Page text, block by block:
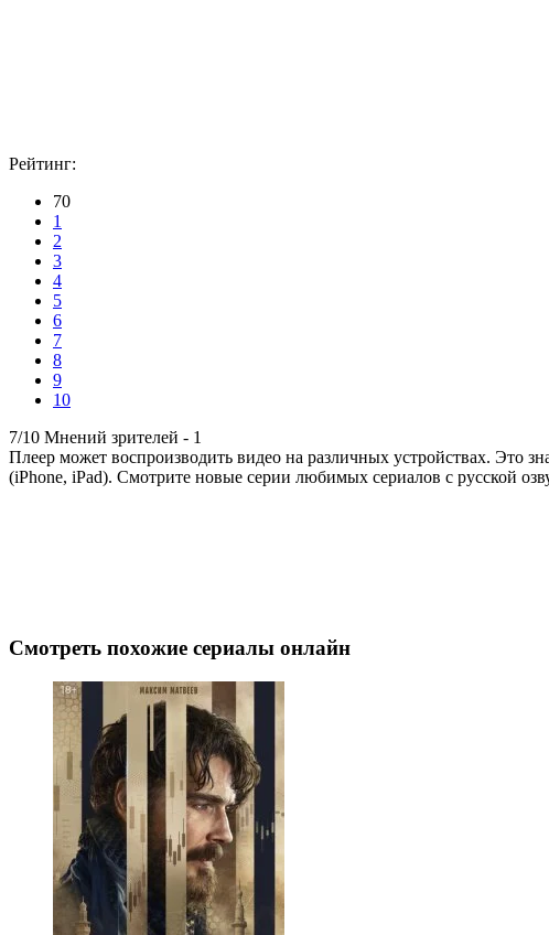
Рейтинг:
70
1
2
3
4
5
6
7
8
9
10
7/10 Мнений зрителей - 1
Плеер может воспроизводить видео на различных устройствах. Это
(iPhone, iPad). Смотрите новые серии любимых сериалов с русской
Смотреть похожие сериалы онлайн